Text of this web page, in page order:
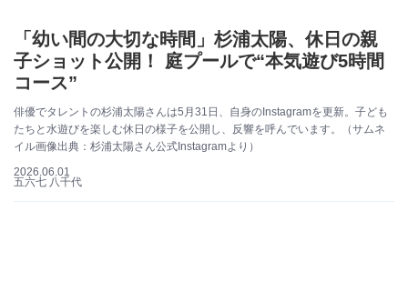
「幼い間の大切な時間」杉浦太陽、休日の親
子ショット公開！ 庭プールで“本気遊び5時間
コース”
俳優でタレントの杉浦太陽さんは5月31日、自身のInstagramを更新。子ども
たちと水遊びを楽しむ休日の様子を公開し、反響を呼んでいます。（サムネ
イル画像出典：杉浦太陽さん公式Instagramより）
2026.06.01
五六七 八千代